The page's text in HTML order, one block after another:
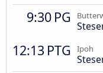
9:30 PG
12:13 PTG Ipoh